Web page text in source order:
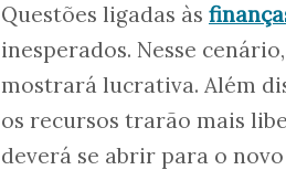
Questões ligadas às
inesperados. Nesse
mostrará lucrativa. Além
os recursos trarão mais
deverá se abrir para o